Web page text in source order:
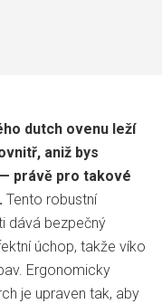
dutch ovenu leží
aniž bys
právě pro takové
Tento robustní
dává bezpečný
úchop, takže víko
Ergonomicky
je upraven tak, aby